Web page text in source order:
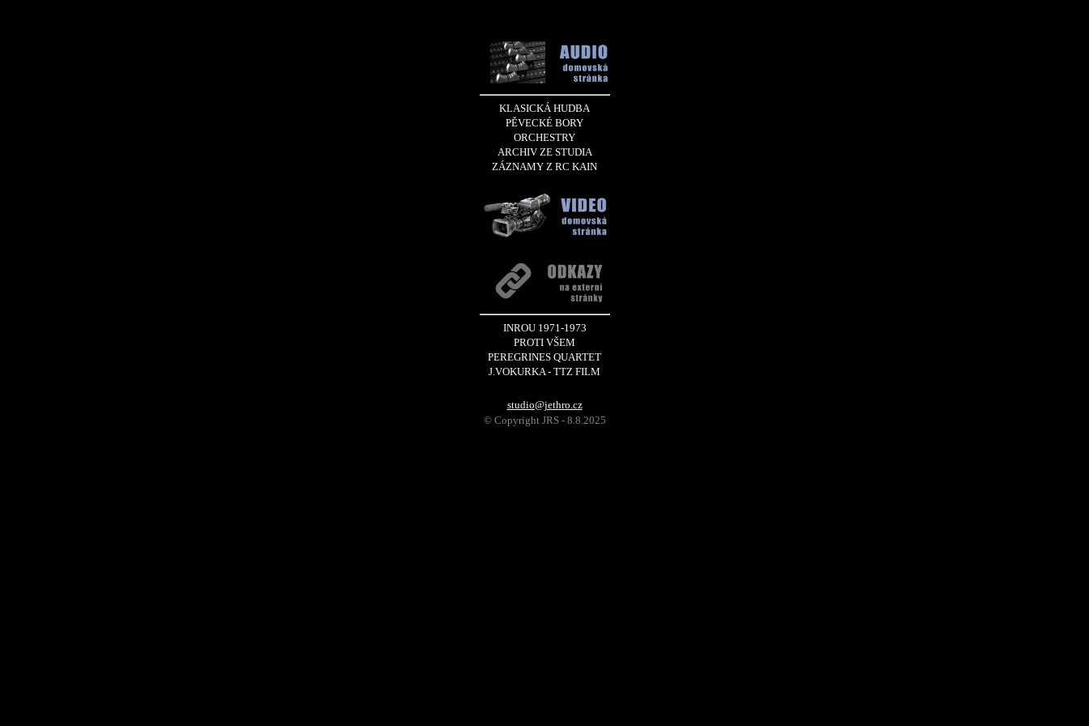
KLASICKÁ HUDBA
PĚVECKÉ BORY
ORCHESTRY
ARCHIV ZE STUDIA
ZÁZNAMY Z RC KAIN
INROU 1971-1973
PROTI VŠEM
PEREGRINES QUARTET
J.VOKURKA - TTZ FILM
studio@jethro.cz
© Copyright JRS - 8.8.2025